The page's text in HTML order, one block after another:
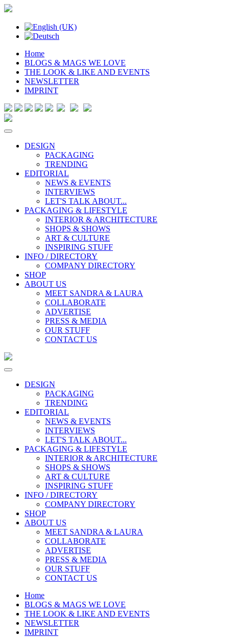
Home
BLOGS & MAGS WE LOVE
THE LOOK & LIKE AND EVENTS
NEWSLETTER
IMPRINT
DESIGN
PACKAGING
TRENDING
EDITORIAL
NEWS & EVENTS
INTERVIEWS
LET'S TALK ABOUT...
PACKAGING & LIFESTYLE
INTERIOR & ARCHITECTURE
SHOPS & SHOWS
ART & CULTURE
INSPIRING STUFF
INFO / DIRECTORY
COMPANY DIRECTORY
SHOP
ABOUT US
MEET SANDRA & LAURA
COLLABORATE
ADVERTISE
PRESS & MEDIA
OUR STUFF
CONTACT US
DESIGN
PACKAGING
TRENDING
EDITORIAL
NEWS & EVENTS
INTERVIEWS
LET'S TALK ABOUT...
PACKAGING & LIFESTYLE
INTERIOR & ARCHITECTURE
SHOPS & SHOWS
ART & CULTURE
INSPIRING STUFF
INFO / DIRECTORY
COMPANY DIRECTORY
SHOP
ABOUT US
MEET SANDRA & LAURA
COLLABORATE
ADVERTISE
PRESS & MEDIA
OUR STUFF
CONTACT US
Home
BLOGS & MAGS WE LOVE
THE LOOK & LIKE AND EVENTS
NEWSLETTER
IMPRINT